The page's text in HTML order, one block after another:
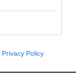
Privacy Policy
per bambini